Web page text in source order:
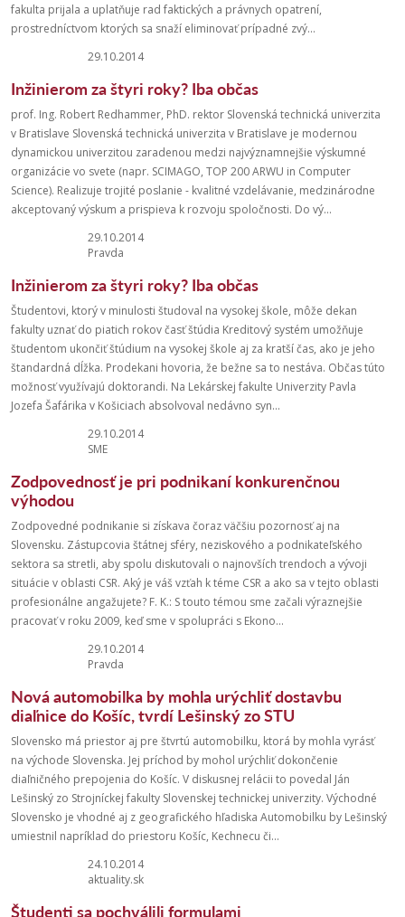
fakulta prijala a uplatňuje rad faktických a právnych opatrení,
prostredníctvom ktorých sa snaží eliminovať prípadné zvý...
29.10.2014
Inžinierom za štyri roky? Iba občas
prof. Ing. Robert Redhammer, PhD. rektor Slovenská technická univerzita
v Bratislave Slovenská technická univerzita v Bratislave je modernou
dynamickou univerzitou zaradenou medzi najvýznamnejšie výskumné
organizácie vo svete (napr. SCIMAGO, TOP 200 ARWU in Computer
Science). Realizuje trojité poslanie - kvalitné vzdelávanie, medzinárodne
akceptovaný výskum a prispieva k rozvoju spoločnosti. Do vý...
29.10.2014
Pravda
Inžinierom za štyri roky? Iba občas
Študentovi, ktorý v minulosti študoval na vysokej škole, môže dekan
fakulty uznať do piatich rokov časť štúdia Kreditový systém umožňuje
študentom ukončiť štúdium na vysokej škole aj za kratší čas, ako je jeho
štandardná dĺžka. Prodekani hovoria, že bežne sa to nestáva. Občas túto
možnosť využívajú doktorandi. Na Lekárskej fakulte Univerzity Pavla
Jozefa Šafárika v Košiciach absolvoval nedávno syn...
29.10.2014
SME
Zodpovednosť je pri podnikaní konkurenčnou
výhodou
Zodpovedné podnikanie si získava čoraz väčšiu pozornosť aj na
Slovensku. Zástupcovia štátnej sféry, neziskového a podnikateľského
sektora sa stretli, aby spolu diskutovali o najnovších trendoch a vývoji
situácie v oblasti CSR. Aký je váš vzťah k téme CSR a ako sa v tejto oblasti
profesionálne angažujete? F. K.: S touto témou sme začali výraznejšie
pracovať v roku 2009, keď sme v spolupráci s Ekono...
29.10.2014
Pravda
Nová automobilka by mohla urýchliť dostavbu
diaľnice do Košíc, tvrdí Lešinský zo STU
Slovensko má priestor aj pre štvrtú automobilku, ktorá by mohla vyrásť
na východe Slovenska. Jej príchod by mohol urýchliť dokončenie
diaľničného prepojenia do Košíc. V diskusnej relácii to povedal Ján
Lešinský zo Strojníckej fakulty Slovenskej technickej univerzity. Východné
Slovensko je vhodné aj z geografického hľadiska Automobilku by Lešinský
umiestnil napríklad do priestoru Košíc, Kechnecu či...
24.10.2014
aktuality.sk
Študenti sa pochválili formulami